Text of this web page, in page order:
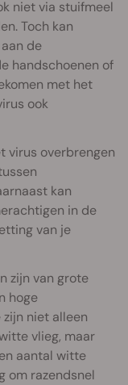
niet via stuifmeel
Toch kan
de
handschoenen of
met het
ook
virus overbrengen
kan
in de
van je
zijn van grote
hoge
niet alleen
vlieg, maar
aantal witte
om razendsnel